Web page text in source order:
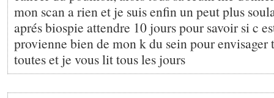
mon scan a rien et je suis enfin un peut plus
aprés biospie attendre 10 jours pour savoir si c
provienne bien de mon k du sein pour envisager
toutes et je vous lit tous les jours